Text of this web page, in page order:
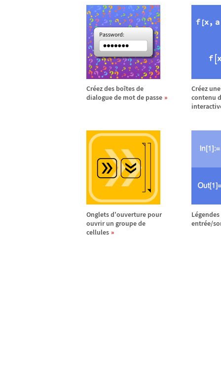
Créez des boîtes de
dialogue de mot de passe
Créez
contenu
Onglets d'ouverture pour
ouvrir un groupe de
cellules
Lé
entrée/